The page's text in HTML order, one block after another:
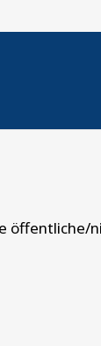
öffentliche/